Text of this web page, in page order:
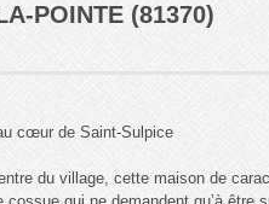
POINTE (81370)
cœur de Saint-Sulpice
du village, cette maison de